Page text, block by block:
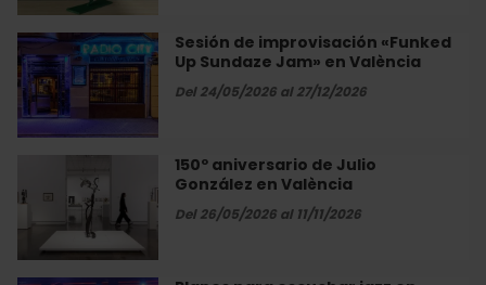
Apoteosis
Now»
en
València
Sesión de improvisación «Funked
Up Sundaze Jam» en València
Del 24/05/2026 al 27/12/2026
Sesión
de
improvisación
«Funked
Up
Sundaze
en
València
150º aniversario de Julio
González en València
Del 26/05/2026 al 11/11/2026
aniversario
Julio
González
en